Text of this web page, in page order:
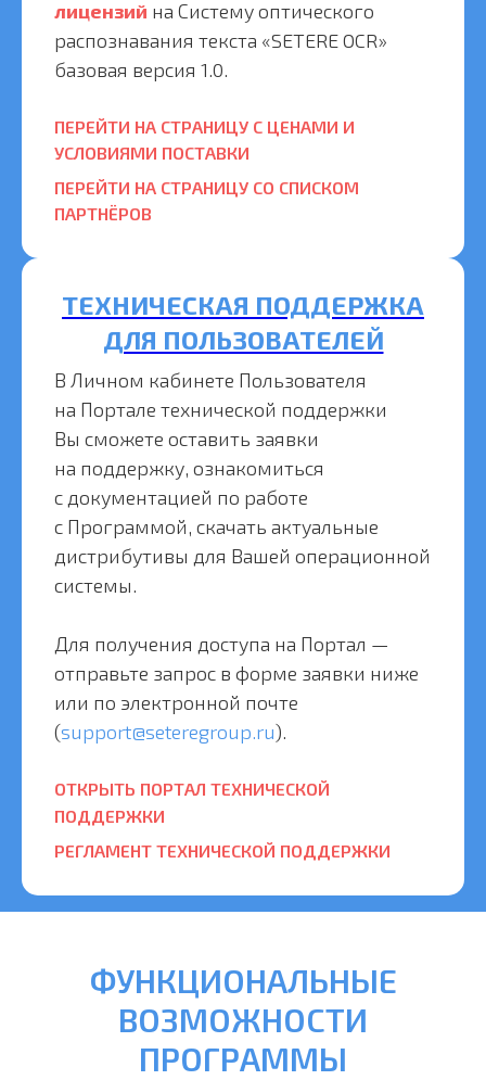
лицензий на Систему оптического
распознавания текста «SETERE OCR»
базовая версия 1.0.
ПЕРЕЙТИ НА СТРАНИЦУ С ЦЕНАМИ И
УСЛОВИЯМИ ПОСТАВКИ
ПЕРЕЙТИ НА СТРАНИЦУ СО СПИСКОМ
ПАРТНЁРОВ
ТЕХНИЧЕСКАЯ ПОДДЕРЖКА
ДЛЯ ПОЛЬЗОВАТЕЛЕЙ
В Личном кабинете Пользователя
на Портале технической поддержки
Вы сможете оставить заявки
на поддержку, ознакомиться
с документацией по работе
с Программой, скачать актуальные
дистрибутивы для Вашей операционной
системы.
Для получения доступа на Портал —
отправьте запрос в форме заявки ниже
или по электронной почте
(support@seteregroup.ru).
ОТКРЫТЬ ПОРТАЛ ТЕХНИЧЕСКОЙ
ПОДДЕРЖКИ
РЕГЛАМЕНТ ТЕХНИЧЕСКОЙ ПОДДЕРЖКИ
ФУНКЦИОНАЛЬНЫЕ
ВОЗМОЖНОСТИ
ПРОГРАММЫ